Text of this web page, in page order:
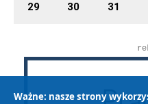
29 30 31
Ważne: nasze strony